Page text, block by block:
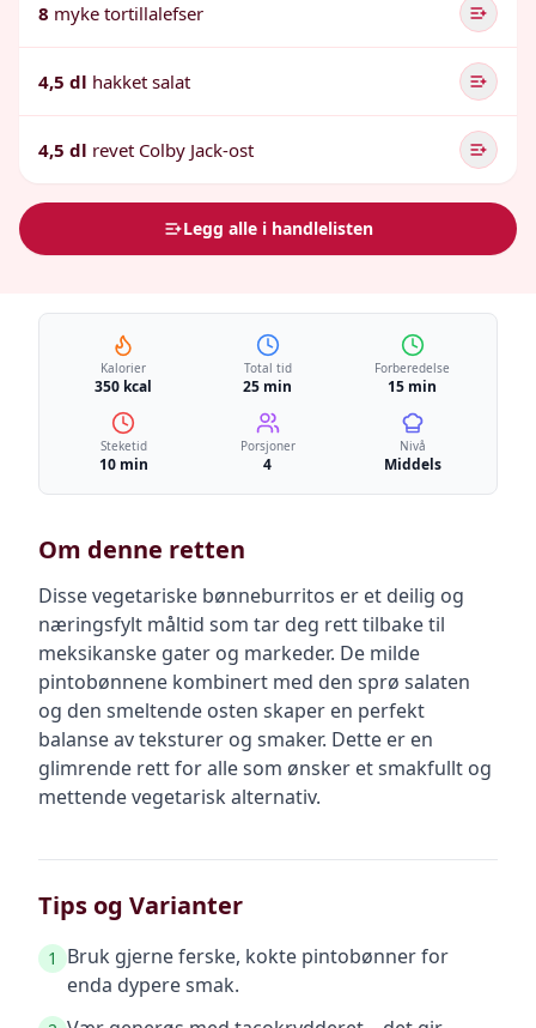
8 myke tortillalefser
4,5 dl hakket salat
4,5 dl revet Colby Jack-ost
Legg alle i handlelisten
Kalorier
350 kcal
Total tid
25 min
Forberedelse
15 min
Steketid
10 min
Porsjoner
4
Nivå
Middels
Om denne retten
Disse vegetariske bønneburritos er et deilig og
næringsfylt måltid som tar deg rett tilbake til
meksikanske gater og markeder. De milde
pintobønnene kombinert med den sprø salaten
og den smeltende osten skaper en perfekt
balanse av teksturer og smaker. Dette er en
glimrende rett for alle som ønsker et smakfullt og
mettende vegetarisk alternativ.
Tips og Varianter
1
Bruk gjerne ferske, kokte pintobønner for
enda dypere smak.